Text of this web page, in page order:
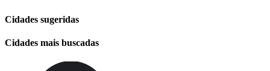
Cidades sugeridas
Cidades mais buscadas